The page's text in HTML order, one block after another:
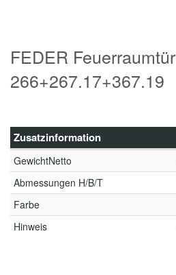
FEDER Feuerraumtür
266+267.17+367.19
Zusatzinformation
GewichtNetto
Abmessungen H/B/T
Farbe
Hinweis